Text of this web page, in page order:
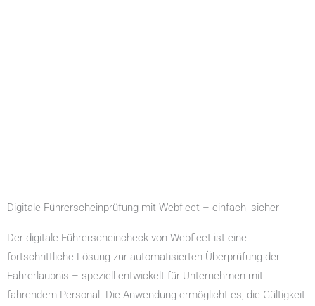
Digitale Führerscheinprüfung mit Webfleet – einfach, sicher
Der digitale Führerscheincheck von Webfleet ist eine
fortschrittliche Lösung zur automatisierten Überprüfung der
Fahrerlaubnis – speziell entwickelt für Unternehmen mit
fahrendem Personal. Die Anwendung ermöglicht es, die Gültigkeit